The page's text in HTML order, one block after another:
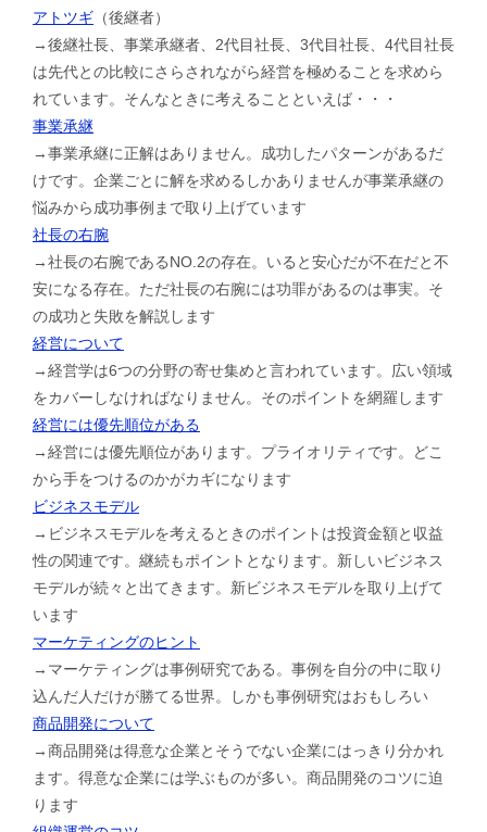
アトツギ （後継者）
→後継社長、事業承継者、2代目社長、3代目社長、4代目社長
は先代との比較にさらされながら経営を極めることを求めら
れています。そんなときに考えることといえば・・・
事業承継
→事業承継に正解はありません。成功したパターンがあるだ
けです。企業ごとに解を求めるしかありませんが事業承継の
悩みから成功事例まで取り上げています
社長の右腕
→社長の右腕であるNO.2の存在。いると安心だが不在だと不
安になる存在。ただ社長の右腕には功罪があるのは事実。そ
の成功と失敗を解説します
経営について
→経営学は6つの分野の寄せ集めと言われています。広い領域
をカバーしなければなりません。そのポイントを網羅します
経営には優先順位がある
→経営には優先順位があります。プライオリティです。どこ
から手をつけるのかがカギになります
ビジネスモデル
→ビジネスモデルを考えるときのポイントは投資金額と収益
性の関連です。継続もポイントとなります。新しいビジネス
モデルが続々と出てきます。新ビジネスモデルを取り上げて
います
マーケティングのヒント
→マーケティングは事例研究である。事例を自分の中に取り
込んだ人だけが勝てる世界。しかも事例研究はおもしろい
商品開発について
→商品開発は得意な企業とそうでない企業にはっきり分かれ
ます。得意な企業には学ぶものが多い。商品開発のコツに迫
ります